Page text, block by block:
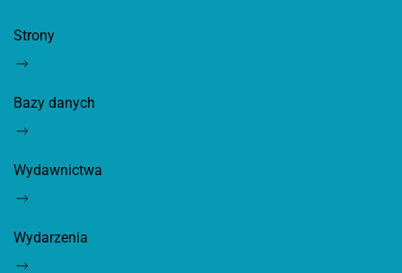
Strony
Bazy danych
Wydawnictwa
Wydarzenia